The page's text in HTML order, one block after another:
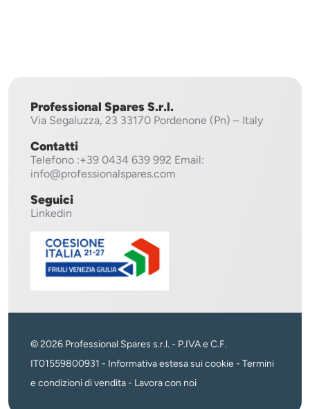
Professional Spares S.r.l.
Via Segaluzza, 23 33170 Pordenone (Pn) – Italy
Contatti
Telefono :+39 0434 639 992 Email:
info@professionalspares.com
Seguici
Linkedin
© 2026 Professional Spares s.r.l. - P.IVA e C.F.
IT01559800931 - Informativa estesa sui cookie - Termini
e condizioni di vendita- Lavora con noi